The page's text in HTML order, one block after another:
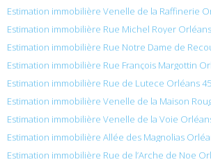
Estimation immobilière Venelle de la Raffinerie
Estimation immobilière Rue Michel Royer
Estimation immobilière Rue Notre Dame de
Estimation immobilière Rue François Margottin
Estimation immobilière Rue de Lutece Orléans
Estimation immobilière Venelle de la Maison
Estimation immobilière Venelle de la Voie
Estimation immobilière Allée des Magnolias
Estimation immobilière Rue de l’Arche de Noe